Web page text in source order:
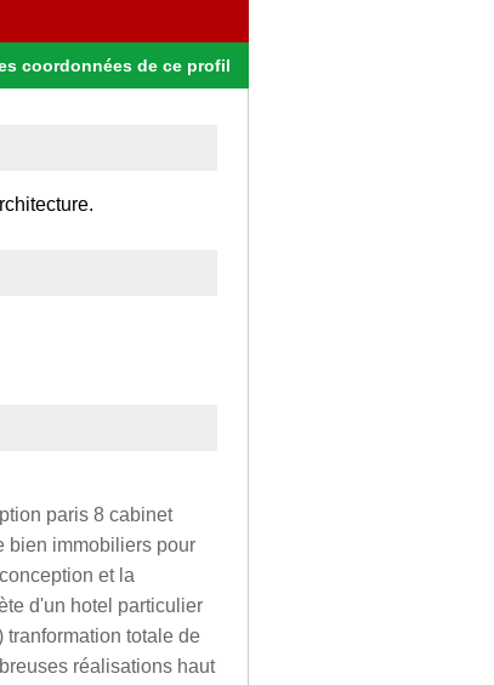
coordonnées de ce profil
paris 8 cabinet
bien immobiliers pour
et la
d'un hotel particulier
totale de
réalisations haut